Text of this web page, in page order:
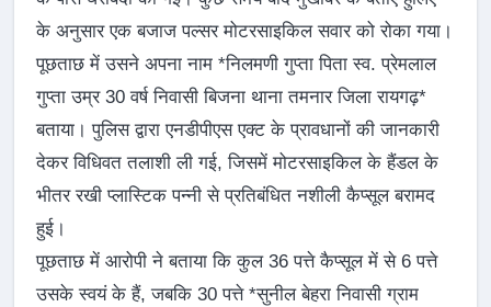
के अनुसार एक बजाज पल्सर मोटरसाइकिल सवार को रोका गया।
पूछताछ में उसने अपना नाम *निलमणी गुप्ता पिता स्व. प्रेमलाल
गुप्ता उम्र 30 वर्ष निवासी बिजना थाना तमनार जिला रायगढ़*
बताया। पुलिस द्वारा एनडीपीएस एक्ट के प्रावधानों की जानकारी
देकर विधिवत तलाशी ली गई, जिसमें मोटरसाइकिल के हैंडल के
भीतर रखी प्लास्टिक पन्नी से प्रतिबंधित नशीली कैप्सूल बरामद
हुई।
पूछताछ में आरोपी ने बताया कि कुल 36 पत्ते कैप्सूल में से 6 पत्ते
उसके स्वयं के हैं, जबकि 30 पत्ते *सुनील बेहरा निवासी ग्राम